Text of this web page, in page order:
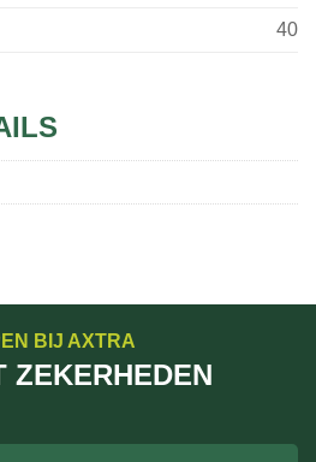
40
BIJ AXTRA
ZEKERHEDEN